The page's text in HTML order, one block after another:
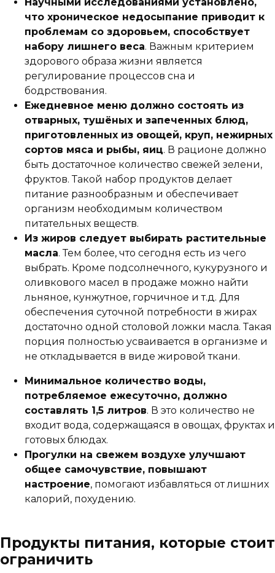
Научными исследованиями установлено,
что хроническое недосыпание приводит к
проблемам со здоровьем, способствует
набору лишнего веса. Важным критерием
здорового образа жизни является
регулирование процессов сна и
бодрствования.
Ежедневное меню должно состоять из
отварных, тушёных и запеченных блюд,
приготовленных из овощей, круп, нежирных
сортов мяса и рыбы, яиц. В рационе должно
быть достаточное количество свежей зелени,
фруктов. Такой набор продуктов делает
питание разнообразным и обеспечивает
организм необходимым количеством
питательных веществ.
Из жиров следует выбирать растительные
масла. Тем более, что сегодня есть из чего
выбрать. Кроме подсолнечного, кукурузного и
оливкового масел в продаже можно найти
льняное, кунжутное, горчичное и т.д. Для
обеспечения суточной потребности в жирах
достаточно одной столовой ложки масла. Такая
порция полностью усваивается в организме и
не откладывается в виде жировой ткани.
Минимальное количество воды,
потребляемое ежесуточно, должно
составлять 1,5 литров. В это количество не
входит вода, содержащаяся в овощах, фруктах и
готовых блюдах.
Прогулки на свежем воздухе улучшают
общее самочувствие, повышают
настроение, помогают избавляться от лишних
калорий, похудению.
Продукты питания, которые стоит
ограничить